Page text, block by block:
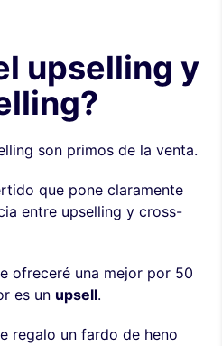
upselling y
son primos de la venta.
que pone claramente
entre upselling y cross-
ofreceré una mejor por 50
es un upsell.
regalo un fardo de heno